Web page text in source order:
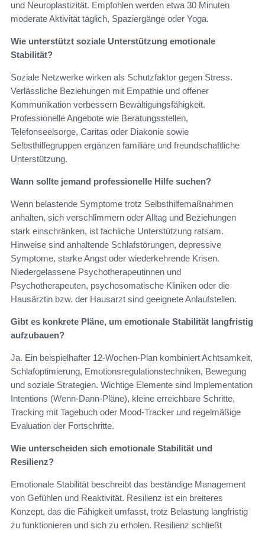
und Neuroplastizität. Empfohlen werden etwa 30 Minuten
moderate Aktivität täglich, Spaziergänge oder Yoga.
Wie unterstützt soziale Unterstützung emotionale
Stabilität?
Soziale Netzwerke wirken als Schutzfaktor gegen Stress.
Verlässliche Beziehungen mit Empathie und offener
Kommunikation verbessern Bewältigungsfähigkeit.
Professionelle Angebote wie Beratungsstellen,
Telefonseelsorge, Caritas oder Diakonie sowie
Selbsthilfegruppen ergänzen familiäre und freundschaftliche
Unterstützung.
Wann sollte jemand professionelle Hilfe suchen?
Wenn belastende Symptome trotz Selbsthilfemaßnahmen
anhalten, sich verschlimmern oder Alltag und Beziehungen
stark einschränken, ist fachliche Unterstützung ratsam.
Hinweise sind anhaltende Schlafstörungen, depressive
Symptome, starke Angst oder wiederkehrende Krisen.
Niedergelassene Psychotherapeutinnen und
Psychotherapeuten, psychosomatische Kliniken oder die
Hausärztin bzw. der Hausarzt sind geeignete Anlaufstellen.
Gibt es konkrete Pläne, um emotionale Stabilität langfristig
aufzubauen?
Ja. Ein beispielhafter 12‑Wochen‑Plan kombiniert Achtsamkeit,
Schlafoptimierung, Emotionsregulationstechniken, Bewegung
und soziale Strategien. Wichtige Elemente sind Implementation
Intentions (Wenn‑Dann‑Pläne), kleine erreichbare Schritte,
Tracking mit Tagebuch oder Mood‑Tracker und regelmäßige
Evaluation der Fortschritte.
Wie unterscheiden sich emotionale Stabilität und
Resilienz?
Emotionale Stabilität beschreibt das beständige Management
von Gefühlen und Reaktivität. Resilienz ist ein breiteres
Konzept, das die Fähigkeit umfasst, trotz Belastung langfristig
zu funktionieren und sich zu erholen. Resilienz schließt